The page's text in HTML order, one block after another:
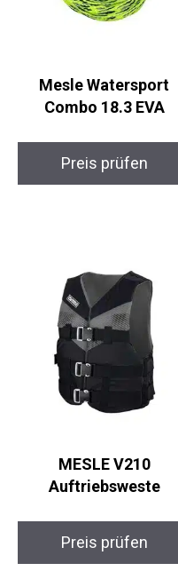
Mesle Watersport
Combo 18.3 EVA
Preis prüfen
MESLE V210
Auftriebsweste
Preis prüfen